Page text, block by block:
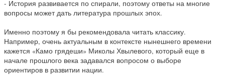
- История развивается по спирали, поэтому ответы на многие
вопросы может дать литература прошлых эпох.
Именно поэтому я бы рекомендовала читать классику.
Например, очень актуальным в контексте нынешнего времени
кажется «Камо грядеши» Миколы Хвылевого, который еще в
начале прошлого века задавался вопросом о выборе
ориентиров в развитии нации.